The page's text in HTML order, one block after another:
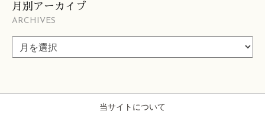
月別アーカイブ
ARCHIVES
当サイトについて